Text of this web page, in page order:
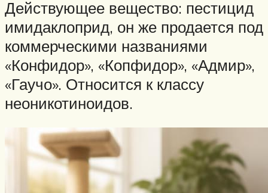
Действующее вещество: пестицид
имидаклоприд, он же продается под
коммерческими названиями
«Конфидор», «Копфидор», «Адмир»,
«Гаучо». Относится к классу
неоникотиноидов.